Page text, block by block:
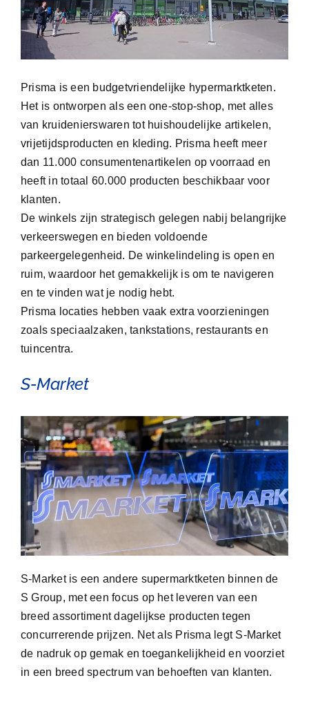
Prisma is een budgetvriendelijke hypermarktketen.
Het is ontworpen als een one-stop-shop, met alles
van kruidenierswaren tot huishoudelijke artikelen,
vrijetijdsproducten en kleding. Prisma heeft meer
dan 11.000 consumentenartikelen op voorraad en
heeft in totaal 60.000 producten beschikbaar voor
klanten.
De winkels zijn strategisch gelegen nabij belangrijke
verkeerswegen en bieden voldoende
parkeergelegenheid. De winkelindeling is open en
ruim, waardoor het gemakkelijk is om te navigeren
en te vinden wat je nodig hebt.
Prisma locaties hebben vaak extra voorzieningen
zoals speciaalzaken, tankstations, restaurants en
tuincentra.
S-Market
S-Market is een andere supermarktketen binnen de
S Group, met een focus op het leveren van een
breed assortiment dagelijkse producten tegen
concurrerende prijzen. Net als Prisma legt S-Market
de nadruk op gemak en toegankelijkheid en voorziet
in een breed spectrum van behoeften van klanten.